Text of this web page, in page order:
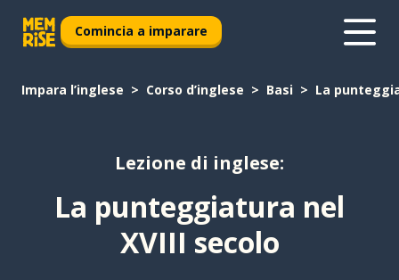
Comincia a imparare
Impara l’inglese Corso d’inglese Basi La
Lezione di inglese:
La punteggiatura nel
XVIII secolo